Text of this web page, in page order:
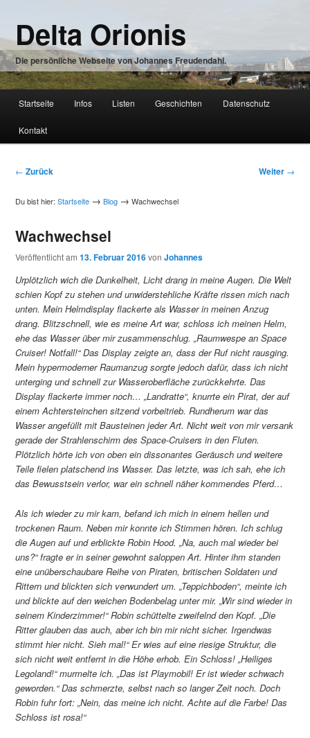
Inhalt
wechseln
Delta Orionis
Die persönliche Webseite von Johannes Freudendahl.
Zum
Inhalt
Startseite Infos Listen Geschichten Datenschutz
Kontakt
Beitragsnavigation
← Zurück Weiter →
Du bist hier:Startseite → Blog → Wachwechsel
Wachwechsel
Veröffentlicht am13. Februar 2016vonJohannes
Urplötzlich wich die Dunkelheit, Licht drang in meine Augen. Die Welt
schien Kopf zu stehen und unwiderstehliche Kräfte rissen mich nach
unten. Mein Helmdisplay flackerte als Wasser in meinen Anzug
drang. Blitzschnell, wie es meine Art war, schloss ich meinen Helm,
ehe das Wasser über mir zusammenschlug. „Raumwespe an Space
Cruiser! Notfall!“ Das Display zeigte an, dass der Ruf nicht rausging.
Mein hypermoderner Raumanzug sorgte jedoch dafür, dass ich nicht
unterging und schnell zur Wasseroberfläche zurückkehrte. Das
Display flackerte immer noch… „Landratte“, knurrte ein Pirat, der auf
einem Achtersteinchen sitzend vorbeitrieb. Rundherum war das
Wasser angefüllt mit Bausteinen jeder Art. Nicht weit von mir versank
gerade der Strahlenschirm des Space-Cruisers in den Fluten.
Plötzlich hörte ich von oben ein dissonantes Geräusch und weitere
Teile fielen platschend ins Wasser. Das letzte, was ich sah, ehe ich
das Bewusstsein verlor, war ein schnell näher kommendes Pferd…
Als ich wieder zu mir kam, befand ich mich in einem hellen und
trockenen Raum. Neben mir konnte ich Stimmen hören. Ich schlug
die Augen auf und erblickte Robin Hood. „Na, auch mal wieder bei
uns?“ fragte er in seiner gewohnt saloppen Art. Hinter ihm standen
eine unüberschaubare Reihe von Piraten, britischen Soldaten und
Rittern und blickten sich verwundert um. „Teppichboden“, meinte ich
und blickte auf den weichen Bodenbelag unter mir. „Wir sind wieder in
seinem Kinderzimmer!“ Robin schüttelte zweifelnd den Kopf. „Die
Ritter glauben das auch, aber ich bin mir nicht sicher. Irgendwas
stimmt hier nicht. Sieh mal!“ Er wies auf eine riesige Struktur, die
sich nicht weit entfernt in die Höhe erhob. Ein Schloss! „Heiliges
Legoland!“ murmelte ich. „Das ist Playmobil! Er ist wieder schwach
geworden.“ Das schmerzte, selbst nach so langer Zeit noch. Doch
Robin fuhr fort: „Nein, das meine ich nicht. Achte auf die Farbe! Das
Schloss ist rosa!“